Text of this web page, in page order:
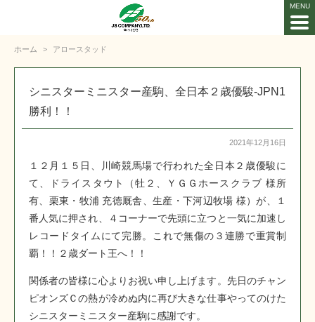
ホーム アロースタッド
シニスターミニスター産駒、全日本２歳優駿-JPN1
勝利！！
2021年12月16日
１２月１５日、川崎競馬場で行われた全日本２歳優駿に
て、ドライスタウト（牡２、ＹＧＧホースクラブ 様所
有、栗東・牧浦 充徳厩舎、生産・下河辺牧場 様）が、１
番人気に押され、４コーナーで先頭に立つと一気に加速し
レコードタイムにて完勝。これで無傷の３連勝で重賞制
覇！！２歳ダート王へ！！
関係者の皆様に心よりお祝い申し上げます。先日のチャン
ピオンズＣの熱が冷めぬ内に再び大きな仕事やってのけた
シニスターミニスター産駒に感謝です。